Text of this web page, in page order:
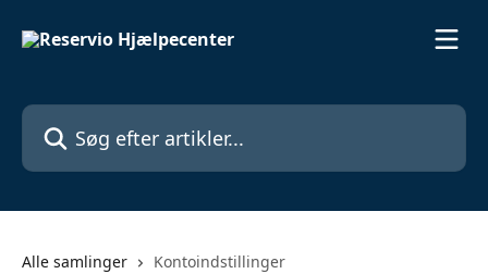
Søg efter artikler...
Alle samlinger Kontoindstillinger